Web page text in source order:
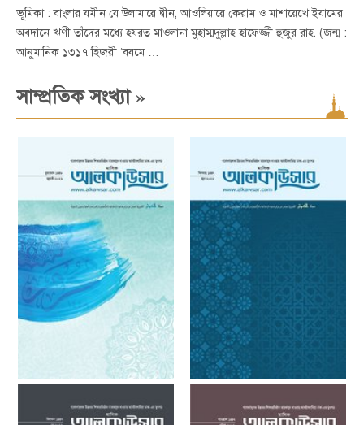
ভূমিকা : বাংলার যমীন যে উলামায়ে দ্বীন, আওলিয়ায়ে কেরাম ও মাশায়েখে ইযামের
অবদানে ঋণী তাঁদের মধ্যে হযরত মাওলানা মুহাম্মদুল্লাহ হাফেজ্জী হুজুর রাহ. (জন্ম :
আনুমানিক ১৩১৭ হিজরী ‘বযমে …
সাম্প্রতিক সংখ্যা»